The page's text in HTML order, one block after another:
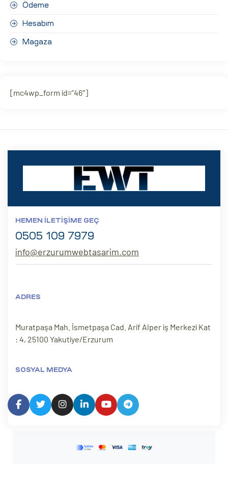
Ödeme
Hesabım
Magaza
[mc4wp_form id=”46″]
HEMEN İLETIŞIME GEÇ
0505 109 7979
info@erzurumwebtasarim.com
ADRES
Muratpaşa Mah. İsmetpaşa Cad. Arif Alper iş Merkezi Kat
: 4, 25100 Yakutiye/Erzurum
SOSYAL MEDYA